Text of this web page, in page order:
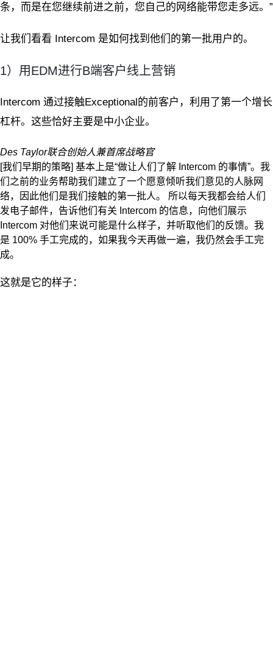
条，而是在您继续前进之前，您自己的网络能带您走多远。”
让我们看看 Intercom 是如何找到他们的第一批用户的。
1）用EDM进行B端客户线上营销
Intercom 通过接触Exceptional的前客户，利用了第一个增长
杠杆。这些恰好主要是中小企业。
Des Taylor联合创始人兼首席战略官
[我们早期的策略] 基本上是“做让人们了解 Intercom 的事情”。我
们之前的业务帮助我们建立了一个愿意倾听我们意见的人脉网
络，因此他们是我们接触的第一批人。 所以每天我都会给人们
发电子邮件，告诉他们有关 Intercom 的信息，向他们展示
Intercom 对他们来说可能是什么样子，并听取他们的反馈。我
是 100% 手工完成的，如果我今天再做一遍，我仍然会手工完
成。
这就是它的样子：